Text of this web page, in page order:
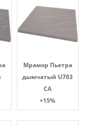
Мрамор Пьетра
дымчатый U703
CA
+15%